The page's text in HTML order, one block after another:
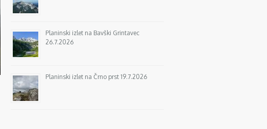
Planinski izlet na Bavški Grintavec
26.7.2026
Planinski izlet na Črno prst 19.7.2026